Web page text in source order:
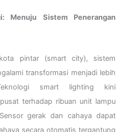
Menuju Sistem Penerangan
pintar (smart city), sistem
transformasi menjadi lebih
smart lighting kini
terhadap ribuan unit lampu
gerak dan cahaya dapat
secara otomatis tergantung